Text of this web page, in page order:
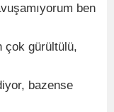
ben
çok gürültülü,
bazense